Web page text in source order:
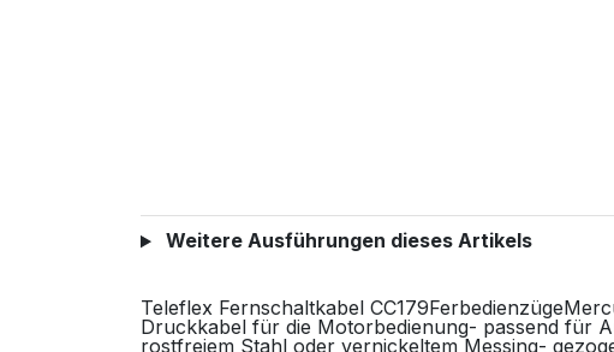
Weitere Ausführungen dieses Artikels
Teleflex Fernschaltkabel
Druckkabel für die Motorbedienung- passend für
rostfreiem Stahl oder vernickeltem Messing-